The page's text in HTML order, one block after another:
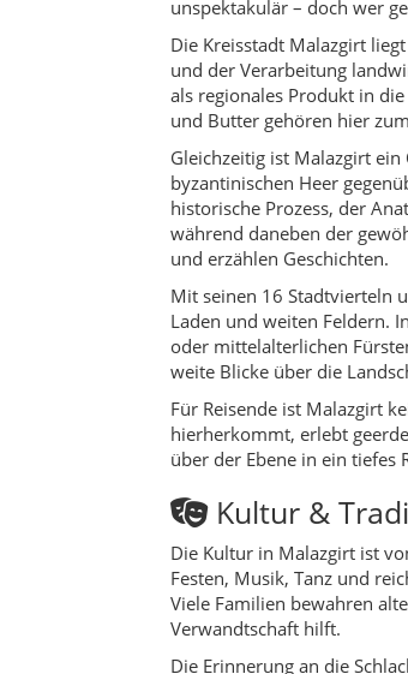
Für Reisende ist Malazgirt
hierherkommt, erlebt
über der Ebene in ein tiefes
Kultur &
Die Kultur in Malazgirt ist
Festen, Musik, Tanz und
Viele Familien bewahren
Verwandtschaft hilft.
Die Erinnerung an die
– in Erzählungen,
Metallarbeiten fort, oft in
Aktivitäten &
Malazgirt ist der richtige
Bachläufen oder
Burganlagen seine Freude
Wichtige
Malazgirt Burg
Katerin Burg (Katerin
Tıkızlı Burg (Tıkızlı